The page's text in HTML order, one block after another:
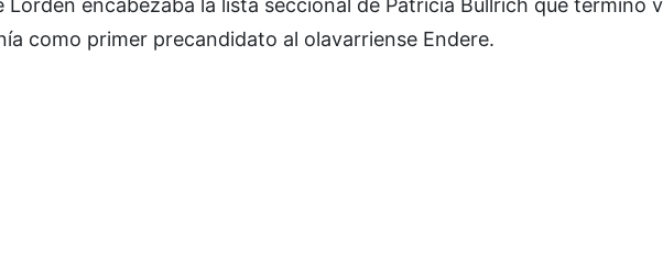
Lordén encabezaba la lista seccional de Patricia Bullrich que terminó
como primer precandidato al olavarriense Endere.